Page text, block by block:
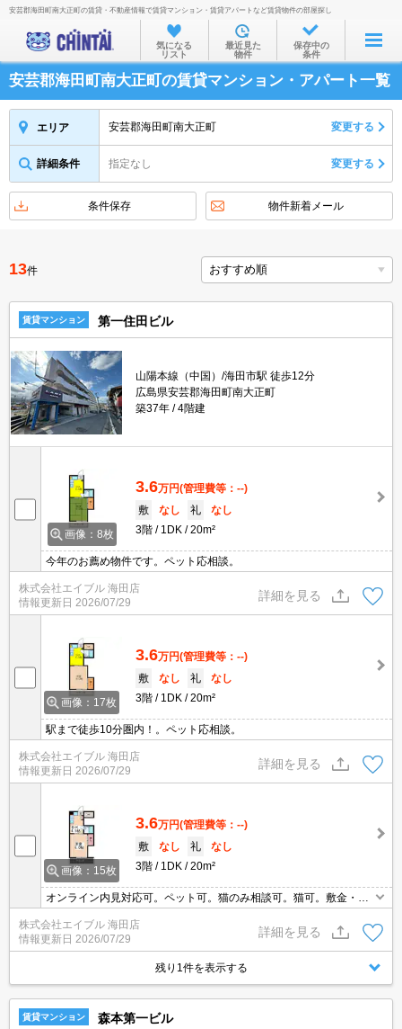
お部屋を探す
沿線・駅から
住所から
家賃相場から
物件特集から
不動産会社から
TOP
安芸郡海田町南大正町の賃貸・不動産情報で賃貸マンション・賃貸アパートなど賃貸物件の部屋探し
気になる
リスト
最近見た
物件
保存中の
条件
安芸郡海田町南大正町の賃貸マンション・アパート一覧
エリア 安芸郡海田町南大正町 変更する
詳細条件 指定なし 変更する
条件保存 物件新着メール
13件
賃貸マンション 第一住田ビル
山陽本線（中国）/海田市駅 徒歩12分
広島県安芸郡海田町南大正町
築37年
4階建
画像：8枚
3.6万円(管理費等：--)
敷
なし 礼
なし
3階
1DK 20m²
今年のお薦め物件です。ペット応相談。
株式会社エイブル 海田店
情報更新日 2026/07/29
詳細を見る
画像：17枚
3.6万円(管理費等：--)
敷
なし 礼
なし
3階
1DK 20m²
駅まで徒歩10分圏内！。ペット応相談。
株式会社エイブル 海田店
情報更新日 2026/07/29
詳細を見る
画像：15枚
3.6万円(管理費等：--)
敷
なし 礼
なし
3階
1DK 20m²
オンライン内見対応可。ペット可。猫のみ相談可。猫可。敷金・礼
金なし。
株式会社エイブル 海田店
情報更新日 2026/07/29
詳細を見る
残り1件を表示する
賃貸マンション 森本第一ビル